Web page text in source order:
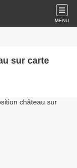
MENU
sur carte